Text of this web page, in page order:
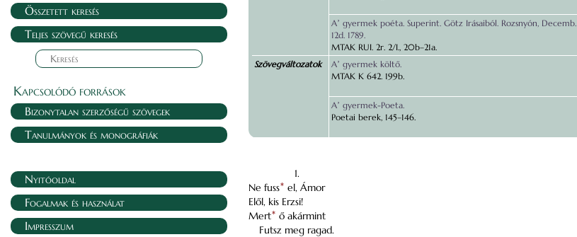
Összetett keresés
Teljes szövegű keresés
Kapcsolódó források
Bizonytalan szerzőségű szövegek
Tanulmányok és monográfiák
Nyitóoldal
Fogalmak és használat
Impresszum
Aʼ gyermek poéta. Superint. Götz Irásaiból. Rozsnyón, Decemb.
12d. 1789.
MTAK RUI. 2r. 2/I., 20b–21a.
Szövegváltozatok
Aʼ gyermek költő.
MTAK K 642. 199b.
Aʼ gyermek-Poeta.
Poetai berek, 145–146.
1.
Ne fuss* el, Ámor
Elől, kis Erzsi!
Mert* ő akármint
Futsz meg ragad.